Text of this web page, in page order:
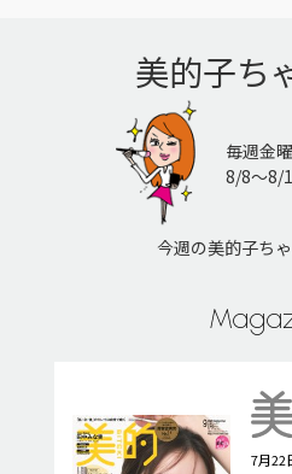
美的子ち
毎週金
8/8〜8/
今週の美的子ち
7月